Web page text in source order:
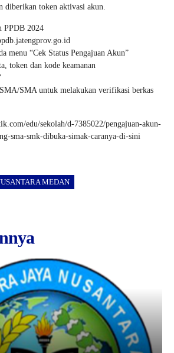
diberikan token aktivasi akun.
PPDB 2024
menu “Cek Status Pengajuan Akun”
token dan kode keamanan
SMA untuk melakukan verifikasi berkas
edu/sekolah/d-7385022/pengajuan-akun-
sma-smk-dibuka-simak-caranya-di-sini
MEDAN